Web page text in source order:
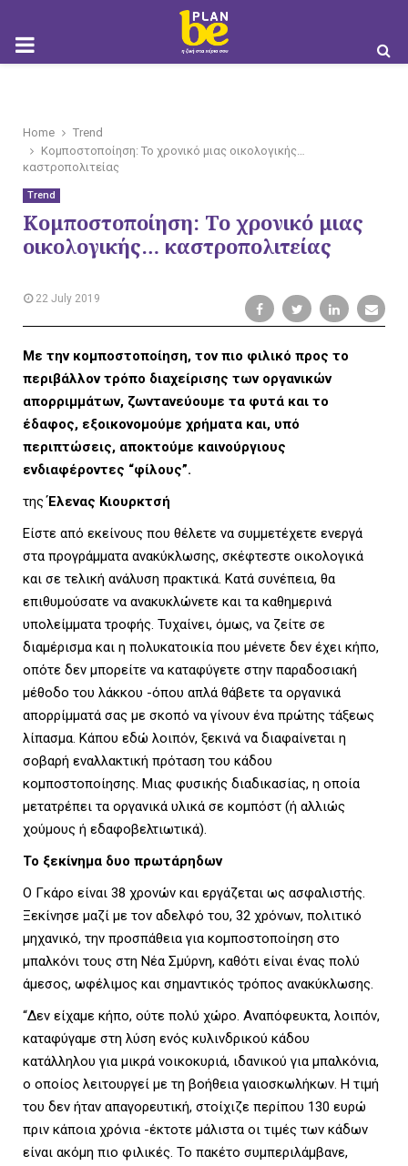
M
O
B
L
E
M
E
N
U
Home
Trend
Κομποστοποίηση: Το χρονικό μιας οικολογικής…
καστροπολιτείας
Trend
Κομποστοποίηση: Το χρονικό μιας
οικολογικής… καστροπολιτείας
22 July 2019
Με την κομποστοποίηση, τον πιο φιλικό προς το
περιβάλλον τρόπο διαχείρισης των οργανικών
απορριμμάτων, ζωντανεύουμε τα φυτά και το
έδαφος, εξοικονομούμε χρήματα και, υπό
περιπτώσεις, αποκτούμε καινούργιους
ενδιαφέροντες “φίλους”.
τηςΈλενας Κιουρκτσή
Είστε από εκείνους που θέλετε να συμμετέχετε ενεργά
στα προγράμματα ανακύκλωσης, σκέφτεστε οικολογικά
και σε τελική ανάλυση πρακτικά. Κατά συνέπεια, θα
επιθυμούσατε να ανακυκλώνετε και τα καθημερινά
υπολείμματα τροφής. Τυχαίνει, όμως, να ζείτε σε
διαμέρισμα και η πολυκατοικία που μένετε δεν έχει κήπο,
οπότε δεν μπορείτε να καταφύγετε στην παραδοσιακή
μέθοδο του λάκκου -όπου απλά θάβετε τα οργανικά
απορρίμματά σας με σκοπό να γίνουν ένα πρώτης τάξεως
λίπασμα. Κάπου εδώ λοιπόν, ξεκινά να διαφαίνεται η
σοβαρή εναλλακτική πρόταση του κάδου
κομποστοποίησης. Μιας φυσικής διαδικασίας, η οποία
μετατρέπει τα οργανικά υλικά σε κομπόστ (ή αλλιώς
χούμους ή εδαφοβελτιωτικά).
Το ξεκίνημα δυο πρωτάρηδων
Ο Γκάρο είναι 38 χρονών και εργάζεται ως ασφαλιστής.
Ξεκίνησε μαζί με τον αδελφό του, 32 χρόνων, πολιτικό
μηχανικό, την προσπάθεια για κομποστοποίηση στο
μπαλκόνι τους στη Νέα Σμύρνη, καθότι είναι ένας πολύ
άμεσος, ωφέλιμος και σημαντικός τρόπος ανακύκλωσης.
“Δεν είχαμε κήπο, ούτε πολύ χώρο. Αναπόφευκτα, λοιπόν,
καταφύγαμε στη λύση ενός κυλινδρικού κάδου
κατάλληλου για μικρά νοικοκυριά, ιδανικού για μπαλκόνια,
ο οποίος λειτουργεί με τη βοήθεια γαιοσκωλήκων. Η τιμή
του δεν ήταν απαγορευτική, στοίχιζε περίπου 130 ευρώ
πριν κάποια χρόνια -έκτοτε μάλιστα οι τιμές των κάδων
είναι ακόμη πιο φιλικές. Το πακέτο συμπεριλάμβανε,